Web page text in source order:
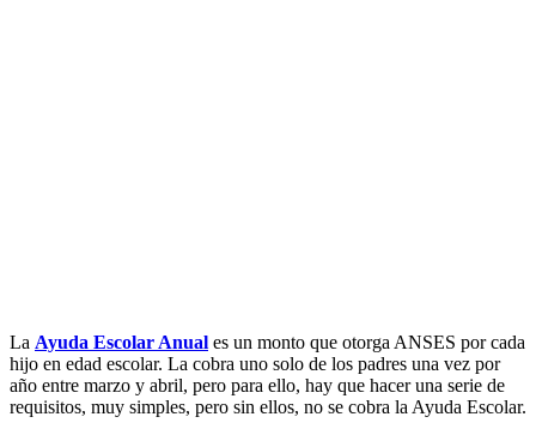
La Ayuda Escolar Anual es un monto que otorga ANSES por cada
hijo en edad escolar. La cobra uno solo de los padres una vez por
año entre marzo y abril, pero para ello, hay que hacer una serie de
requisitos, muy simples, pero sin ellos, no se cobra la Ayuda Escolar.